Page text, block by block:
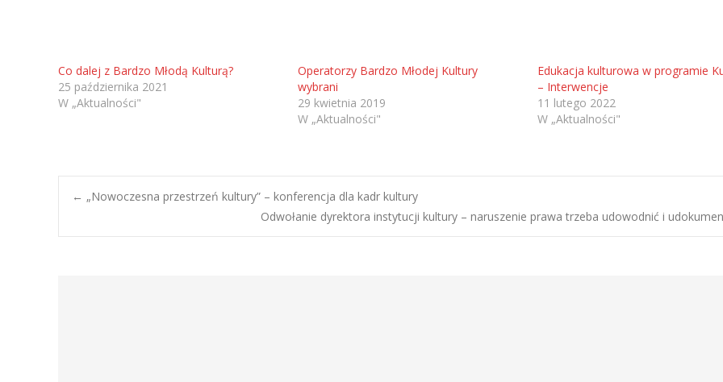
Co dalej z Bardzo Młodą Kulturą?
25 października 2021
W „Aktualności"
Operatorzy Bardzo Młodej Kultury
wybrani
29 kwietnia 2019
W „Aktualności"
Edukacja kulturowa w programie
– Interwencje
11 lutego 2022
W „Aktualności"
Post
← „Nowoczesna przestrzeń kultury” – konferencja dla kadr kultury
Odwołanie dyrektora instytucji kultury – naruszenie prawa trzeba udowodnić i